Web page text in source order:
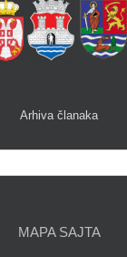
Arhiva članaka
MAPA SAJTA